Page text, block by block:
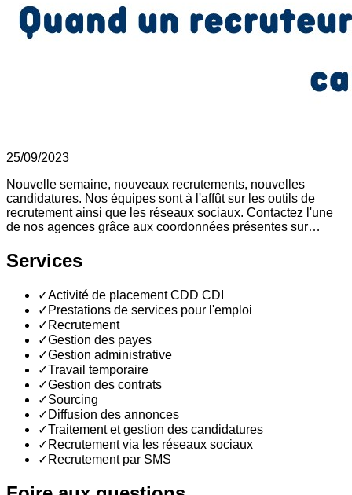
25/09/2023
Nouvelle semaine, nouveaux recrutements, nouvelles
candidatures. Nos équipes sont à l'affût sur les outils de
recrutement ainsi que les réseaux sociaux. Contactez l'une
de nos agences grâce aux coordonnées présentes sur…
Services
✓Activité de placement CDD CDI
✓ Prestations de services pour l'emploi
✓ Recrutement
✓Gestion des payes
✓Gestion administrative
✓Travail temporaire
✓Gestion des contrats
✓Sourcing
✓ Diffusion des annonces
✓Traitement et gestion des candidatures
✓ Recrutement via les réseaux sociaux
✓ Recrutement par SMS